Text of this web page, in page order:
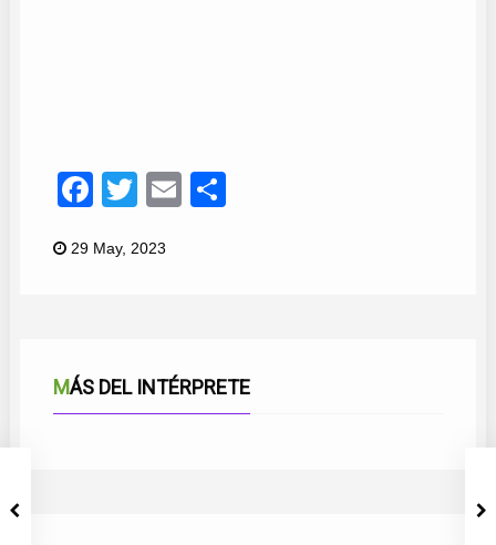
Facebook
TwitterEmail
29 May, 2023
MÁS DEL INTÉRPRETE